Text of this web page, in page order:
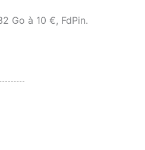
Go à 10 €, FdPin.